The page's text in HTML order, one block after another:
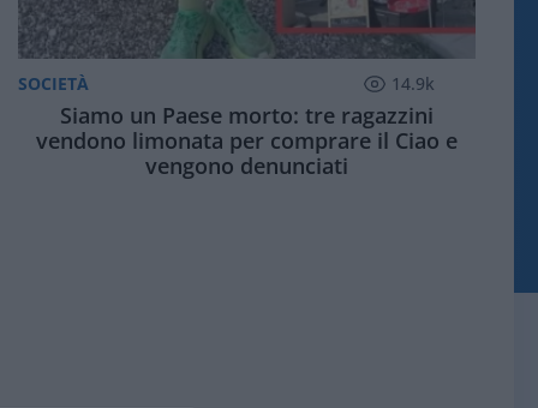
SOCIETÀ 14.9k
Siamo un Paese morto: tre ragazzini
vendono limonata per comprare il Ciao e
vengono denunciati